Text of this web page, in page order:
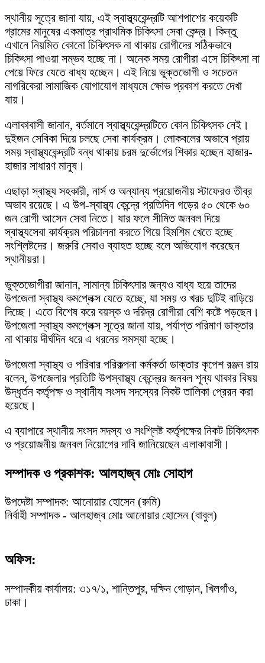
স্থানীয় সূত্রে জানা যায়, এই স্বাস্থ্যকেন্দ্রটি আশপাশের কয়েকটি
গ্রামের মানুষের একমাত্র প্রাথমিক চিকিৎসা সেবা কেন্দ্র। কিন্তু
এখানে নিয়মিত কোনো চিকিৎসক না থাকায় রোগীদের সঠিকভাবে
চিকিৎসা পাওয়া সম্ভব হচ্ছে না। অনেক সময় রোগীরা এসে চিকিৎসা না
পেয়ে ফিরে যেতে বাধ্য হচ্ছেন। এই নিয়ে ভুক্তভোগী ও সচেতন
নাগরিকেরা সামাজিক যোগাযোগ মাধ্যমে ক্ষোভ প্রকাশ করতে দেখা
যায়।
এলাকাবাসী জানান, বর্তমানে স্বাস্থ্যকেন্দ্রটিতে কোন চিকিৎসক নেই।
দুইজন সেবিকা দিয়ে চলছে সেবা কার্যক্রম। লোকবলের অভাবে প্রায়
সময় স্বাস্থ্যকেন্দ্রটি বন্ধ থাকায় চরম দুর্ভোগের শিকার হচ্ছেন হাজার-
হাজার সাধারণ মানুষ।
এছাড়া স্বাস্থ্য সহকারী, নার্স ও অন্যান্য প্রয়োজনীয় স্টাফেরও তীব্র
অভাব রয়েছে। এ উপ-স্বাস্থ্য কেন্দ্রে প্রতিদিন গড়ের ৫০ থেকে ৬০
জন রোগী আসেন সেবা নিতে। যার ফলে সীমিত জনবল দিয়ে
স্বাস্থ্যসেবা কার্যক্রম পরিচালনা করতে গিয়ে হিমশিম খেতে হচ্ছে
সংশ্লিষ্টদের। জরুরি সেবাও ব্যাহত হচ্ছে বলে অভিযোগ করেছেন
স্থানীয়রা।
ভুক্তভোগীরা জানান, সামান্য চিকিৎসার জন্যও বাধ্য হয়ে তাদের
উপজেলা স্বাস্থ্য কমপ্লেক্স যেতে হচ্ছে, যা সময় ও খরচ দুটিই বাড়িয়ে
দিচ্ছে। এতে বিশেষ করে বয়স্ক ও দরিদ্র রোগীরা বেশি কষ্টে পড়ছেন।
উপজেলা স্বাস্থ্য কমপ্লেক্স সূত্রে জানা যায়, পর্যাপ্ত পরিমাণ ডাক্তার
না থাকায় দীর্ঘদিন ধরে এ ধরনের সমস্যা হচ্ছে।
উপজেলা স্বাস্থ্য ও পরিবার পরিকল্পনা কর্মকর্তা ডাক্তার কৃপেশ রঞ্জন রায়
বলেন, উপজেলার প্রতিটি উপস্বাস্থ্য কেন্দ্রের জনবল শূন্য থাকার বিষয়
উদ্ধৃর্তন কর্তৃপক্ষ ও স্থানীয সংসদ সদস্যের নিকট তালিকা প্রেরন করা
হয়েছে।
এ ব্যাপারে স্থানীয় সংসদ সদস্য ও সংশ্লিষ্ট কর্তৃপক্ষের নিকট চিকিৎসক
ও প্রয়োজনীয় জনবল নিয়োগের দাবি জানিয়েছেন এলাকাবাসী।
সম্পাদক ও প্রকাশক: আলহাজ্ব মোঃ সোহাগ
উপদেষ্টা সম্পাদক: আনোয়ার হোসেন (রুমি)
নির্বাহী সম্পাদক - আলহাজ্ব মোঃ আনোয়ার হোসেন (বাবুল)
অফিস:
সম্পাদকীয় কার্যালয়: ৩১৭/১, শান্তিপুর, দক্ষিন গোড়ান, খিলগাঁও,
ঢাকা।